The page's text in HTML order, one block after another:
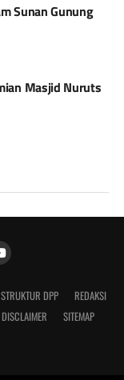
Sunan Gunung
Masjid Nuruts
STRUKTUR DPP
REDAKSI
DISCLAIMER
SITEMAP